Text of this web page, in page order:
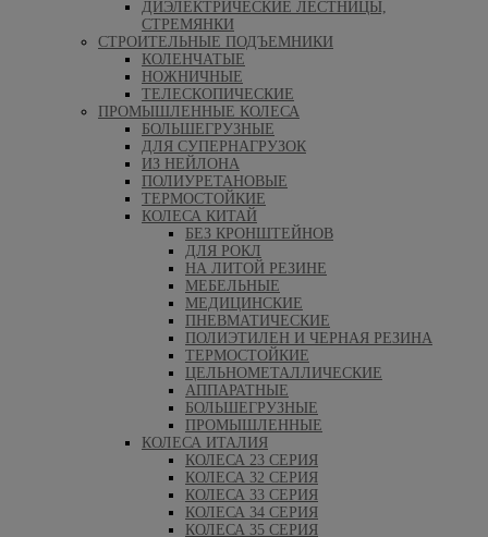
ДИЭЛЕКТРИЧЕСКИЕ ЛЕСТНИЦЫ,
СТРЕМЯНКИ
СТРОИТЕЛЬНЫЕ ПОДЪЕМНИКИ
КОЛЕНЧАТЫЕ
НОЖНИЧНЫЕ
ТЕЛЕСКОПИЧЕСКИЕ
ПРОМЫШЛЕННЫЕ КОЛЕСА
БОЛЬШЕГРУЗНЫЕ
ДЛЯ СУПЕРНАГРУЗОК
ИЗ НЕЙЛОНА
ПОЛИУРЕТАНОВЫЕ
ТЕРМОСТОЙКИЕ
КОЛЕСА КИТАЙ
БЕЗ КРОНШТЕЙНОВ
ДЛЯ РОКЛ
НА ЛИТОЙ РЕЗИНЕ
МЕБЕЛЬНЫЕ
МЕДИЦИНСКИЕ
ПНЕВМАТИЧЕСКИЕ
ПОЛИЭТИЛЕН И ЧЕРНАЯ РЕЗИНА
ТЕРМОСТОЙКИЕ
ЦЕЛЬНОМЕТАЛЛИЧЕСКИЕ
АППАРАТНЫЕ
БОЛЬШЕГРУЗНЫЕ
ПРОМЫШЛЕННЫЕ
КОЛЕСА ИТАЛИЯ
КОЛЕСА 23 СЕРИЯ
КОЛЕСА 32 СЕРИЯ
КОЛЕСА 33 СЕРИЯ
КОЛЕСА 34 СЕРИЯ
КОЛЕСА 35 СЕРИЯ